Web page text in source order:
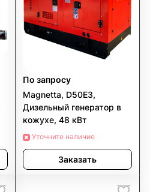
По запросу
Magnetta, D50E3,
Дизельный генератор в
кожухе, 48 кВт
Уточните наличие
Заказать